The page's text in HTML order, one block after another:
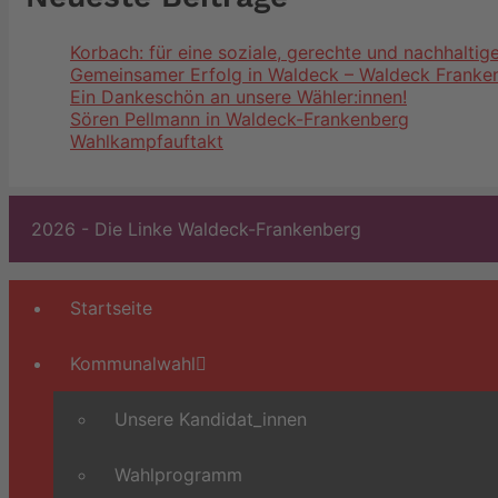
Korbach: für eine soziale, gerechte und
Gemeinsamer Erfolg in Waldeck – Waldeck
Ein Dankeschön an unsere Wähler:innen!
Sören Pellmann in Waldeck-Frankenberg
Wahlkampfauftakt
2026 - Die Linke Waldeck-Frankenberg
Startseite
Kommunalwahl
Unsere Kandidat_innen
Wahlprogramm